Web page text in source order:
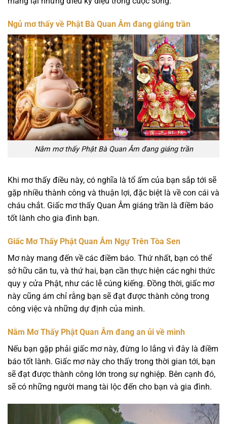
Ngủ mơ thấy về Phật Bà Quan Âm đang giáng trần
Nằm mơ thấy Phật Bà Quan Âm đang giáng trần
Khi mơ thấy điều này, có nghĩa là tổ ấm của bạn sắp tới sẽ
gặp nhiều thành công và thuận lợi, đặc biệt là về con cái và
cháu chắt. Giấc mơ thấy Quan Âm giáng trần là điềm báo
tốt lành cho gia đình bạn.
Giấc Mơ Thấy Phật Quan Âm Ngự Trên Tòa Sen
Mơ này mang đến về các điềm báo. Thứ nhất, bạn có thể
sở hữu căn tu, và thứ hai, bạn cần thực hiện các nghi thức
quy y cửa Phật, như các lễ cúng kiếng. Đồng thời, giấc mơ
này cũng ám chỉ rằng bạn sẽ đạt được thành công trong
công việc và những dự định của mình.
Nằm Mơ Thấy Phật Quan Âm đang an ủi về mình
Nếu bạn gặp phải giấc mơ này, đừng lo lắng vì đây là điềm
báo tốt lành. Giấc mơ này cho thấy trong thời gian tới, bạn
sẽ đạt được thành công lớn trong sự nghiệp. Bên cạnh đó,
sẽ có những người mang tài lộc đến cho bạn và gia đình.